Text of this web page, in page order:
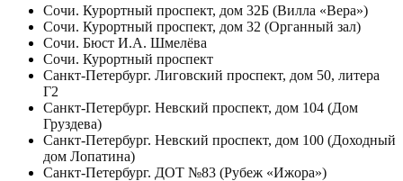
Сочи. Курортный проспект, дом 32Б (Вилла «Вера»)
Сочи. Курортный проспект, дом 32 (Органный зал)
Сочи. Бюст И.А. Шмелёва
Сочи. Курортный проспект
Санкт-Петербург. Лиговский проспект, дом 50, литера
Г2
Санкт-Петербург. Невский проспект, дом 104 (Дом
Груздева)
Санкт-Петербург. Невский проспект, дом 100 (Доходный
дом Лопатина)
Санкт-Петербург. ДОТ №83 (Рубеж «Ижора»)